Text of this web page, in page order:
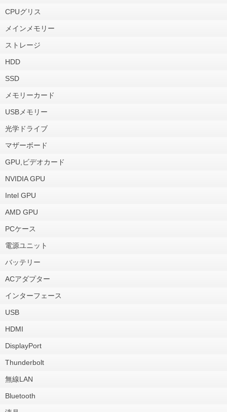
CPUグリス
メインメモリー
ストレージ
HDD
SSD
メモリーカード
USBメモリー
光学ドライブ
マザーボード
GPU,ビデオカード
NVIDIA GPU
Intel GPU
AMD GPU
PCケース
電源ユニット
バッテリー
ACアダプター
インターフェース
USB
HDMI
DisplayPort
Thunderbolt
無線LAN
Bluetooth